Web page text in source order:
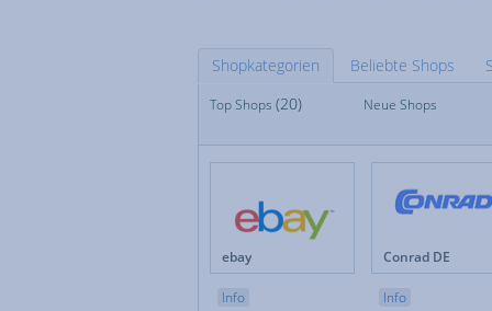
Shopkategorien Beliebte Shops
Top Shops
Apotheken
Baby & Kinder
Blumen
Brillen & Kontaktlinsen
Bücher & Zeitschriften
Büro & Betrieb
Top Shops (20) Neue Shops
ebay
Info
Conrad DE
Info